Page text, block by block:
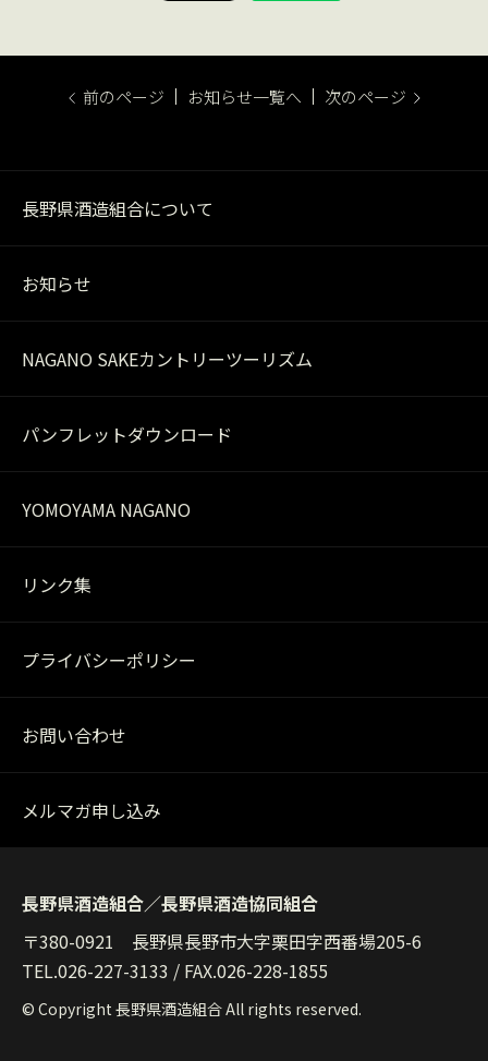
前のページ お知らせ一覧へ 次のページ
長野県酒造組合について
お知らせ
NAGANO SAKEカントリーツーリズム
パンフレットダウンロード
YOMOYAMA NAGANO
リンク集
プライバシーポリシー
お問い合わせ
メルマガ申し込み
長野県酒造組合／長野県酒造協同組合
〒380-0921 長野県長野市大字栗田字西番場205-6
TEL.026-227-3133 / FAX.026-228-1855
© Copyright 長野県酒造組合 All rights reserved.